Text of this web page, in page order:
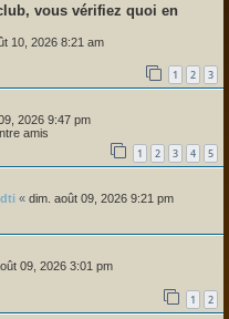
vous vérifiez quoi en
10, 2026 8:21 am
1 2 3
2026 9:47 pm
amis
1 2 3 4 5
dti « dim. août 09, 2026 9:21 pm
09, 2026 3:01 pm
1 2